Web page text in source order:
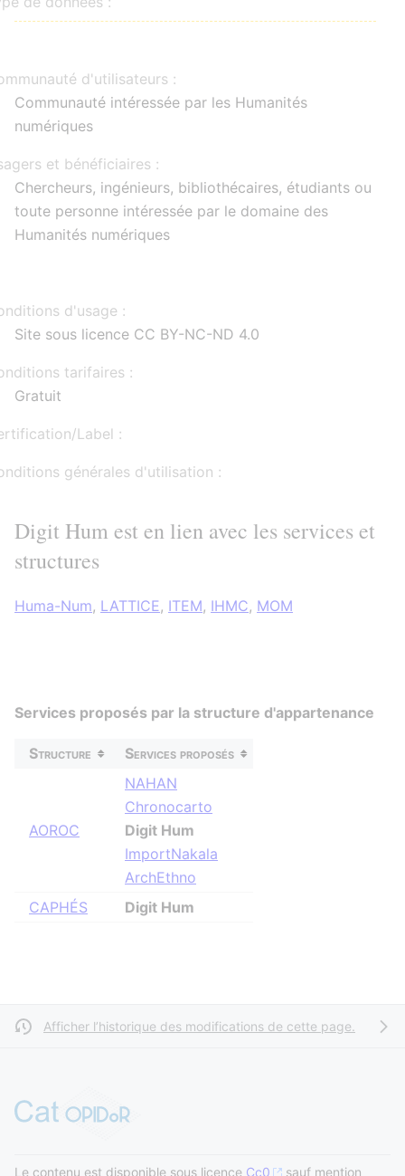
d'utilisateurs :
Communauté intéressée par les Humanités
numériques
et bénéficiaires :
Chercheurs, ingénieurs, bibliothécaires, étudiants ou
toute personne intéressée par le domaine des
Humanités numériques
d'usage :
Site sous licence CC BY-NC-ND 4.0
tarifaires :
Gratuit
Label :
générales d'utilisation :
Digit Hum est en lien avec les services et
structures
Huma-Num, LATTICE, ITEM, IHMC, MOM
Services proposés par la structure d'appartenance
Structure Services proposés
AOROC
NAHAN
Chronocarto
Digit Hum
ImportNakala
ArchEthno
CAPHÉS
Digit Hum
Afficher l’historique des modifications de cette page.
Le contenu est disponible sous licence Cc0 sauf mention